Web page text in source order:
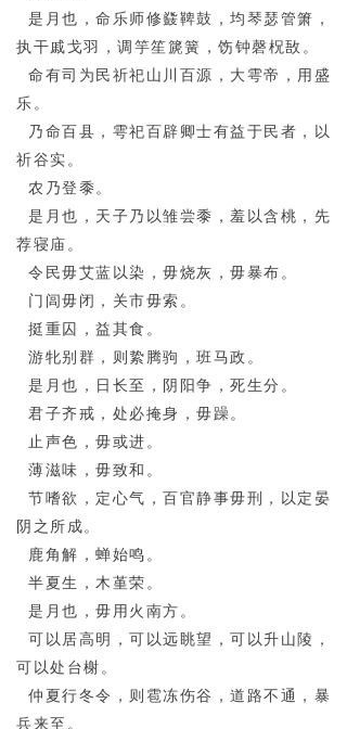
是月也，命乐师修鼗鞞鼓，均琴瑟管箫，
执干戚戈羽，调竽笙篪簧，饬钟磬柷敔。
命有司为民祈祀山川百源，大雩帝，用盛
乐。
乃命百县，雩祀百辟卿士有益于民者，以
祈谷实。
农乃登黍。
是月也，天子乃以雏尝黍，羞以含桃，先
荐寝庙。
令民毋艾蓝以染，毋烧灰，毋暴布。
门闾毋闭，关市毋索。
挺重囚，益其食。
游牝别群，则絷腾驹，班马政。
是月也，日长至，阴阳争，死生分。
君子齐戒，处必掩身，毋躁。
止声色，毋或进。
薄滋味，毋致和。
节嗜欲，定心气，百官静事毋刑，以定晏
阴之所成。
鹿角解，蝉始鸣。
半夏生，木堇荣。
是月也，毋用火南方。
可以居高明，可以远眺望，可以升山陵，
可以处台榭。
仲夏行冬令，则雹冻伤谷，道路不通，暴
兵来至。